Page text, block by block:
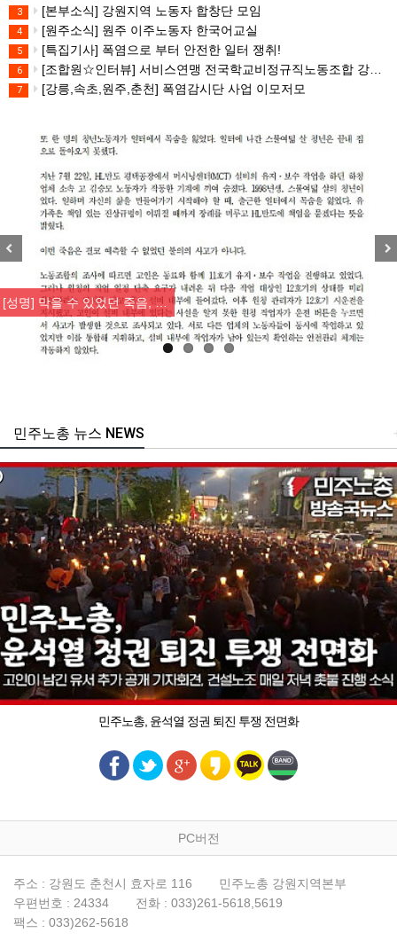
3 [본부소식] 강원지역 노동자 합창단 모임
4 [원주소식] 원주 이주노동자 한국어교실
5 [특집기사] 폭염으로 부터 안전한 일터 쟁취!
6 [조합원☆인터뷰] 서비스연맹 전국학교비정규직노동조합 강원지부 김유미 춘천지회장
7 [강릉,속초,원주,춘천] 폭염감시단 사업 이모저모
] 막을 수 있었던 죽음, …
주노총 뉴스 NEWS
민주노총, 윤석열 정권 퇴진 투쟁 전면화
PC버전
주소 : 강원도 춘천시 효자로 116
민주노총 강원지역본부
우편번호 : 24334
전화 : 033)261-5618,5619
팩스 : 033)262-5618